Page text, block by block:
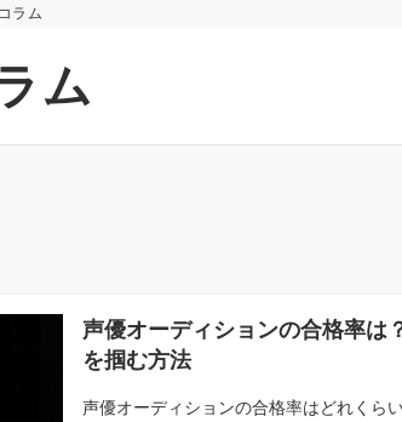
ラム
ム
声優オーディションの合格率は
を掴む方法
声優オーディションの合格率はどれくら